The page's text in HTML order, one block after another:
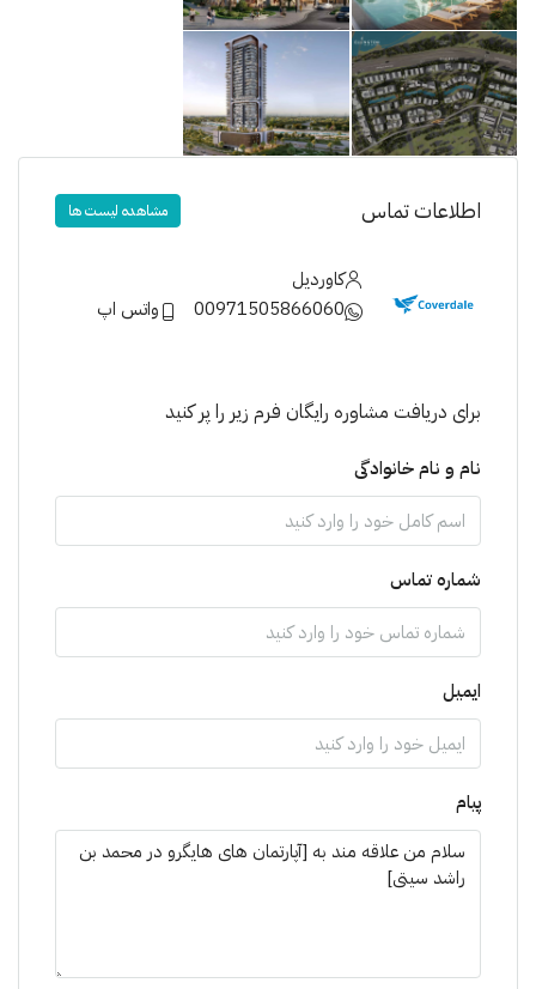
اطلاعات تماس مشاهده لیست ها
کاوردیل
00971505866060
واتس اپ
برای دریافت مشاوره رایگان فرم زیر را پر کنید
نام و نام خانوادگی
شماره تماس
ایمیل
پیام